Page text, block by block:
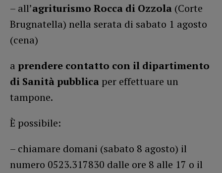
– all’agriturismo Rocca di Ozzola (Corte
Brugnatella) nella serata di sabato 1 agosto
(cena)
a prendere contatto con il dipartimento
di Sanità pubblica per effettuare un
tampone.
È possibile:
– chiamare domani (sabato 8 agosto) il
numero 0523.317830 dalle ore 8 alle 17 o il